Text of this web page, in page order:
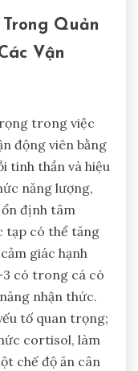
Quản
Vận
trong việc
động viên bằng
tinh thần và hiệu
năng lượng,
định tâm
tạp có thể tăng
giác hạnh
có trong cá có
nhận thức.
tố quan trọng;
cortisol, làm
chế độ ăn cân